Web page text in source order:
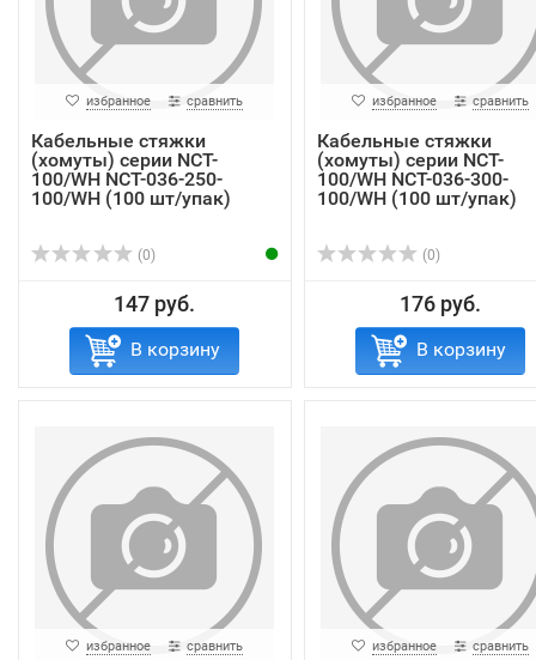
избранное сравнить
Кабельные стяжки
(хомуты) серии NCT-
100/WH NCT-036-250-
100/WH (100 шт/упак)
(0)
147 руб.
В корзину
избранное сравнить
Кабельные стяжки
(хомуты) серии NCT-
100/WH NCT-036-300-
100/WH (100 шт/упак)
(0)
176 руб.
В корзину
избранное сравнить избранное сравнить